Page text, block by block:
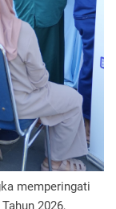
memperingati
2026,